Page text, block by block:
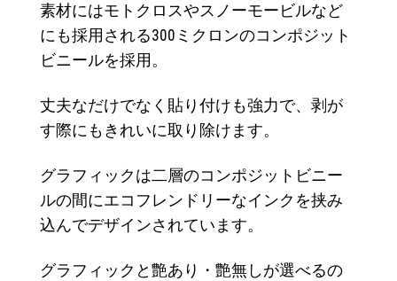
素材にはモトクロスやスノーモービルなど
にも採用される300ミクロンのコンポジット
ビニールを採用。
丈夫なだけでなく貼り付けも強力で、剥が
す際にもきれいに取り除けます。
グラフィックは二層のコンポジットビニー
ルの間にエコフレンドリーなインクを挟み
込んでデザインされています。
グラフィックと艶あり・艶無しが選べるの